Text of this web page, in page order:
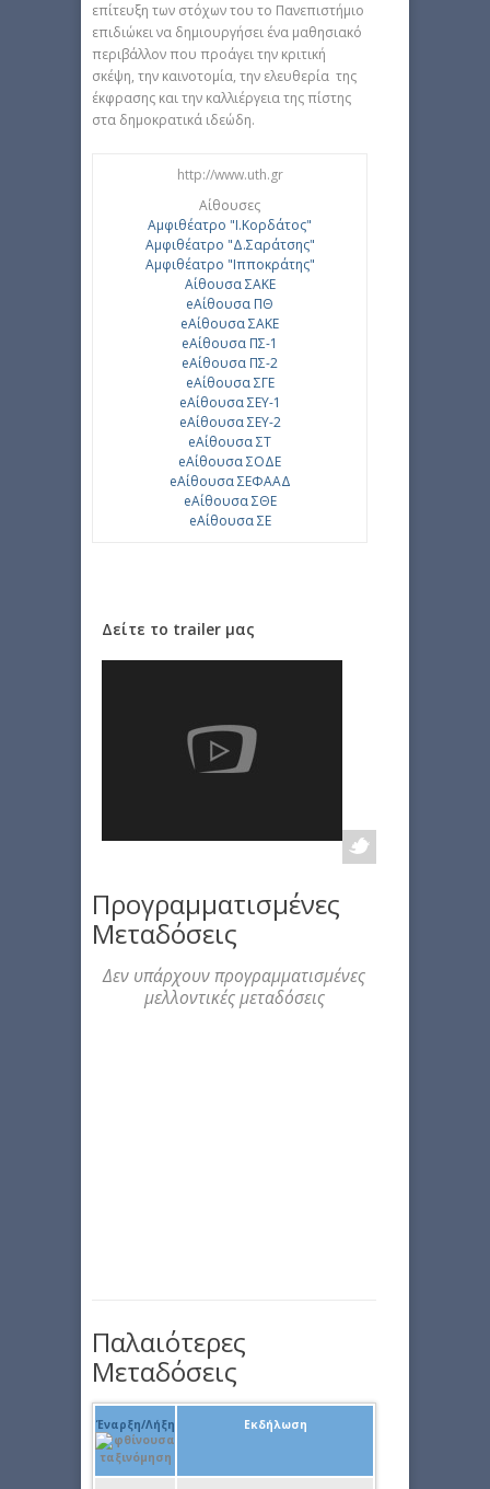
επίτευξη των στόχων του το Πανεπιστήμιο
επιδιώκει να δημιουργήσει ένα μαθησιακό
περιβάλλον που προάγει την κριτική
σκέψη, την καινοτομία, την ελευθερία της
έκφρασης και την καλλιέργεια της πίστης
στα δημοκρατικά ιδεώδη.
http://www.uth.gr
Αίθουσες
Αμφιθέατρο "Ι.Κορδάτος"
Αμφιθέατρο "Δ.Σαράτσης"
Αμφιθέατρο "Ιπποκράτης"
Αίθουσα ΣΑΚΕ
eΑίθουσα ΠΘ
eΑίθουσα ΣΑΚΕ
eΑίθουσα ΠΣ-1
eΑίθουσα ΠΣ-2
eΑίθουσα ΣΓΕ
eΑίθουσα ΣΕΥ-1
eΑίθουσα ΣΕΥ-2
eΑίθουσα ΣΤ
eΑίθουσα ΣΟΔΕ
eΑίθουσα ΣΕΦΑΑΔ
eΑίθουσα ΣΘΕ
eΑίθουσα ΣΕ
Δείτε το trailer μας
Προγραμματισμένες
Μεταδόσεις
Δεν υπάρχουν προγραμματισμένες
μελλοντικές μεταδόσεις
Παλαιότερες
Μεταδόσεις
Έναρξη/Λήξη Εκδήλωση